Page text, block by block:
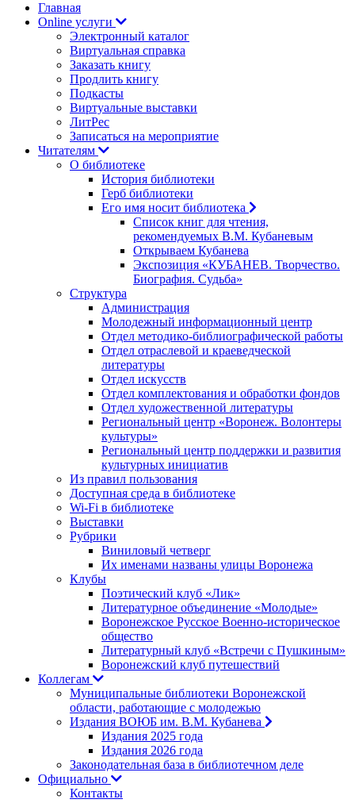
Главная
Online услуги
Электронный каталог
Виртуальная справка
Заказать книгу
Продлить книгу
Подкасты
Виртуальные выставки
ЛитРес
Записаться на мероприятие
Читателям
О библиотеке
История библиотеки
Герб библиотеки
Его имя носит библиотека
Список книг для чтения,
рекомендуемых В.М. Кубаневым
Открываем Кубанева
Экспозиция «КУБАНЕВ. Творчество.
Биография. Судьба»
Структура
Администрация
Молодежный информационный центр
Отдел методико-библиографической работы
Отдел отраслевой и краеведческой
литературы
Отдел искусств
Отдел комплектования и обработки фондов
Отдел художественной литературы
Региональный центр «Воронеж. Волонтеры
культуры»
Региональный центр поддержки и развития
культурных инициатив
Из правил пользования
Доступная среда в библиотеке
Wi-Fi в библиотеке
Выставки
Рубрики
Виниловый четверг
Их именами названы улицы Воронежа
Клубы
Поэтический клуб «Лик»
Литературное объединение «Молодые»
Воронежское Русское Военно-историческое
общество
Литературный клуб «Встречи с Пушкиным»
Воронежский клуб путешествий
Коллегам
Муниципальные библиотеки Воронежской
области, работающие с молодежью
Издания ВОЮБ им. В.М. Кубанева
Издания 2025 года
Издания 2026 года
Законодательная база в библиотечном деле
Официально
Контакты